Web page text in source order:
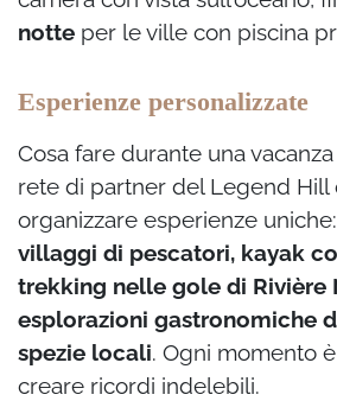
notte per le ville con piscina
Esperienze personalizzate
Cosa fare durante una
rete di partner del Legend Hill
organizzare esperienze uniche:
villaggi di pescatori, kayak
trekking nelle gole di Rivière
esplorazioni gastronomiche
spezie locali. Ogni momento
creare ricordi indelebili.